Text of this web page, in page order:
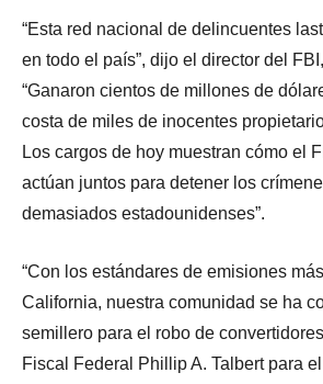
“Esta red nacional de delincuentes
en todo el país”, dijo el director del
“Ganaron cientos de millones de
costa de miles de inocentes
Los cargos de hoy muestran cómo el
actúan juntos para detener los
demasiados estadounidenses”.
“Con los estándares de emisiones
California, nuestra comunidad se ha
semillero para el robo de
Fiscal Federal Phillip A. Talbert para